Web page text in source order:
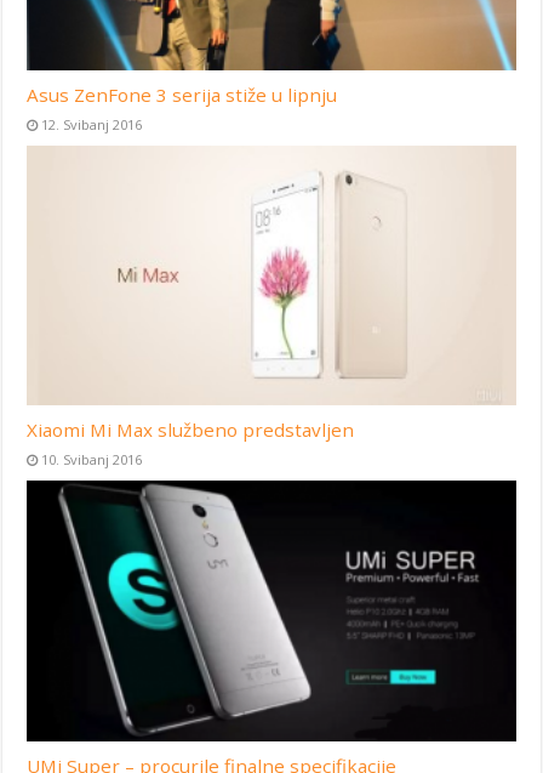
Asus ZenFone 3 serija stiže u lipnju
12. Svibanj 2016
Xiaomi Mi Max službeno predstavljen
10. Svibanj 2016
UMi Super – procurile finalne specifikacije